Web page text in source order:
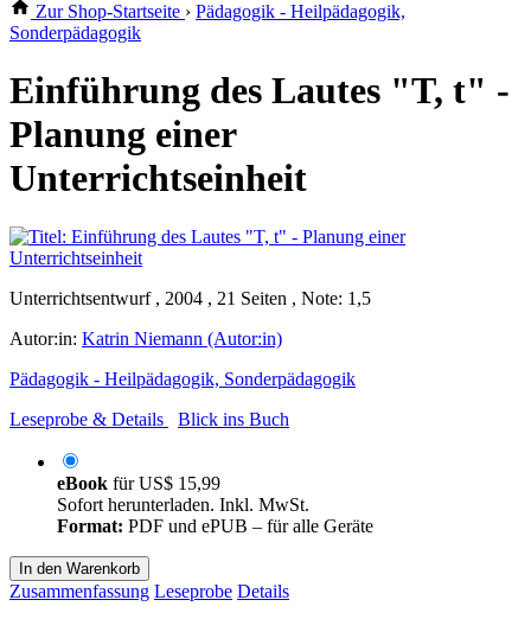
Zur Shop-Startseite › Pädagogik - Heilpädagogik,
Sonderpädagogik
Einführung des Lautes "T, t" -
Planung einer
Unterrichtseinheit
Unterrichtsentwurf , 2004 , 21 Seiten , Note: 1,5
Autor:in: Katrin Niemann (Autor:in)
Pädagogik - Heilpädagogik, Sonderpädagogik
Leseprobe & Details
Blick ins Buch
eBook fürUS$ 15,99
Sofort herunterladen. Inkl. MwSt.
Format: PDF und ePUB – für alle Geräte
In den Warenkorb
Zusammenfassung Leseprobe Details